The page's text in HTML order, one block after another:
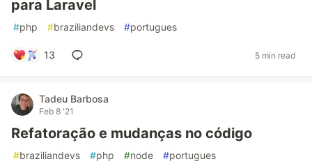
para Laravel
#php #braziliandevs #portugues
13 5 min read
Tadeu Barbosa
Feb 8 '21
Refatoração e mudanças no código
#braziliandevs #php #node #portugues